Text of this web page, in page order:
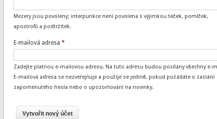
Mezery jsou povoleny; interpunkce není povolena s výjimkou teček, pomlček,
apostrofů a podtržítek.
E-mailová adresa *
Zadejte platnou e-mailovou adresu. Na tuto adresu budou posílány všechny e-
E-mailová adresa se nezveřejňuje a použije se jedině, pokud požádáte o zaslání
zapomenutého hesla nebo o upozorňování na novinky.